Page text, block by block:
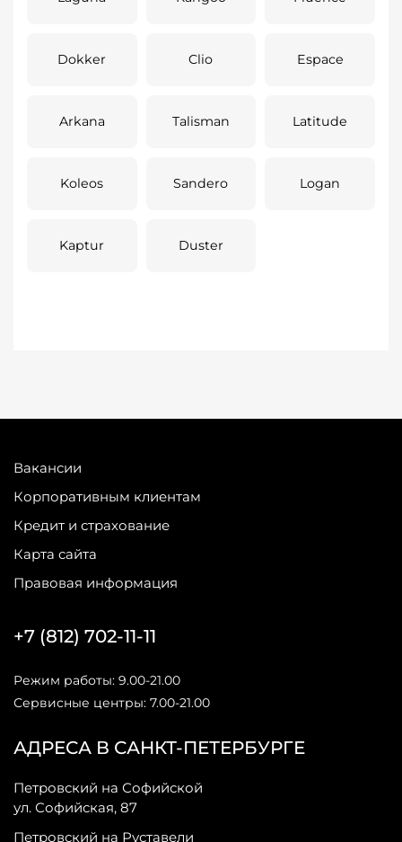
Dokker Clio Espace
Arkana Talisman Latitude
Koleos Sandero Logan
Kaptur Duster
Вакансии
Корпоративным клиентам
Кредит и страхование
Карта сайта
Правовая информация
АДРЕСА В САНКТ-ПЕТЕРБУРГЕ
Петровский на Софийской
ул. Софийская, 87
Петровский на Руставели
+7 (812) 702-11-11
Режим работы: 9.00-21.00
Сервисные центры: 7.00-21.00